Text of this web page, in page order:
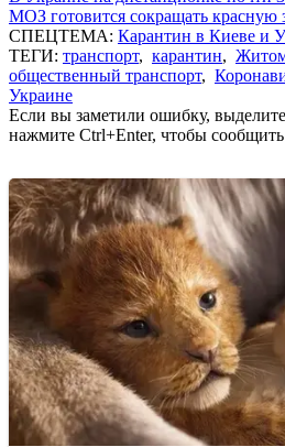
МОЗ готовится сокращать красную
СПЕЦТЕМА: Карантин в Киеве и
ТЕГИ: транспорт, карантин,
общественный транспорт,
Украине
Если вы заметили ошибку,
нажмите Ctrl+Enter, чтобы